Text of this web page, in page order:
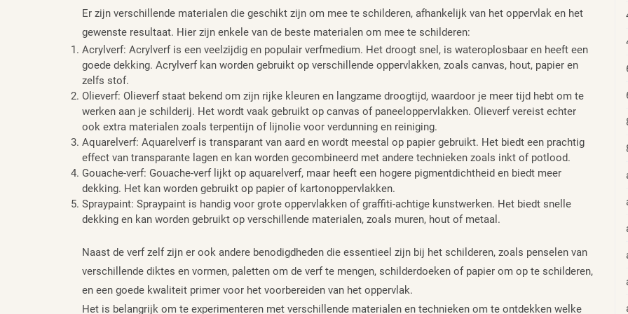
Er zijn verschillende materialen die geschikt zijn om mee te schilderen, afhankelijk van het oppervlak en het
gewenste resultaat. Hier zijn enkele van de beste materialen om mee te schilderen:
Acrylverf: Acrylverf is een veelzijdig en populair verfmedium. Het droogt snel, is wateroplosbaar en heeft een
goede dekking. Acrylverf kan worden gebruikt op verschillende oppervlakken, zoals canvas, hout, papier en
zelfs stof.
Olieverf: Olieverf staat bekend om zijn rijke kleuren en langzame droogtijd, waardoor je meer tijd hebt om te
werken aan je schilderij. Het wordt vaak gebruikt op canvas of paneeloppervlakken. Olieverf vereist echter
ook extra materialen zoals terpentijn of lijnolie voor verdunning en reiniging.
Aquarelverf: Aquarelverf is transparant van aard en wordt meestal op papier gebruikt. Het biedt een prachtig
effect van transparante lagen en kan worden gecombineerd met andere technieken zoals inkt of potlood.
Gouache-verf: Gouache-verf lijkt op aquarelverf, maar heeft een hogere pigmentdichtheid en biedt meer
dekking. Het kan worden gebruikt op papier of kartonoppervlakken.
Spraypaint: Spraypaint is handig voor grote oppervlakken of graffiti-achtige kunstwerken. Het biedt snelle
dekking en kan worden gebruikt op verschillende materialen, zoals muren, hout of metaal.
Naast de verf zelf zijn er ook andere benodigdheden die essentieel zijn bij het schilderen, zoals penselen van
verschillende diktes en vormen, paletten om de verf te mengen, schilderdoeken of papier om op te schilderen,
en een goede kwaliteit primer voor het voorbereiden van het oppervlak.
Het is belangrijk om te experimenteren met verschillende materialen en technieken om te ontdekken welke